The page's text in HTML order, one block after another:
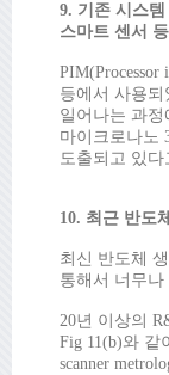
9. 기존 시스
스마트 센서
등에서 사용되
일어나는 과
마이크로나노
도출되고 있
10. 최근 반도
최신 반도체
통해서 너무나
20년 이상의
Fig 11(b)와 같
scanner